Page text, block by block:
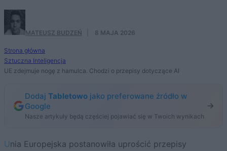
MATEUSZ BUDZEŃ 8 MAJA 2026
Strona główna
Sztuczna Inteligencja
UE zdejmuje nogę z hamulca. Chodzi o przepisy dotyczące AI
Dodaj Tabletowo jako preferowane źródło w
Google
Nasze artykuły będą częściej pojawiać się w Twoich wynikach
Unia Europejska postanowiła uprościć przepisy